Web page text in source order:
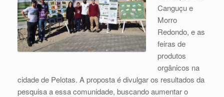
Canguçu e
Morro
Redondo, e as
feiras de
produtos
orgânicos na
cidade de Pelotas. A proposta é divulgar os resultados da
pesquisa a essa comunidade, buscando aumentar o